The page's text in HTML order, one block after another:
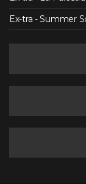
Ex-tra - Summer